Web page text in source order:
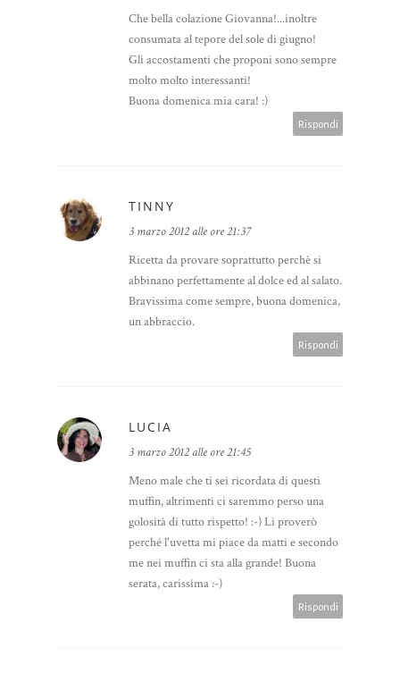
Che bella colazione Giovanna!...inoltre
consumata al tepore del sole di giugno!
Gli accostamenti che proponi sono sempre
molto molto interessanti!
Buona domenica mia cara! :)
Rispondi
TINNY
3 marzo 2012 alle ore 21:37
Ricetta da provare soprattutto perchè si
abbinano perfettamente al dolce ed al salato.
Bravissima come sempre, buona domenica,
un abbraccio.
Rispondi
LUCIA
3 marzo 2012 alle ore 21:45
Meno male che ti sei ricordata di questi
muffin, altrimenti ci saremmo perso una
golosità di tutto rispetto! :-) Li proverò
perché l'uvetta mi piace da matti e secondo
me nei muffin ci sta alla grande! Buona
serata, carissima :-)
Rispondi